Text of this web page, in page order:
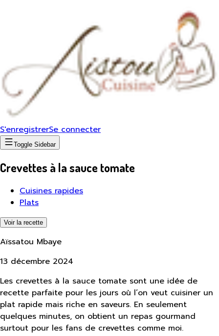
S'enregistrerSe connecter
Toggle Sidebar
Crevettes à la sauce tomate
Cuisines rapides
Plats
Voir la recette
Aïssatou Mbaye
13 décembre 2024
Les crevettes à la sauce tomate sont une idée de
recette parfaite pour les jours où l’on veut cuisiner un
plat rapide mais riche en saveurs. En seulement
quelques minutes, on obtient un repas gourmand
surtout pour les fans de crevettes comme moi.